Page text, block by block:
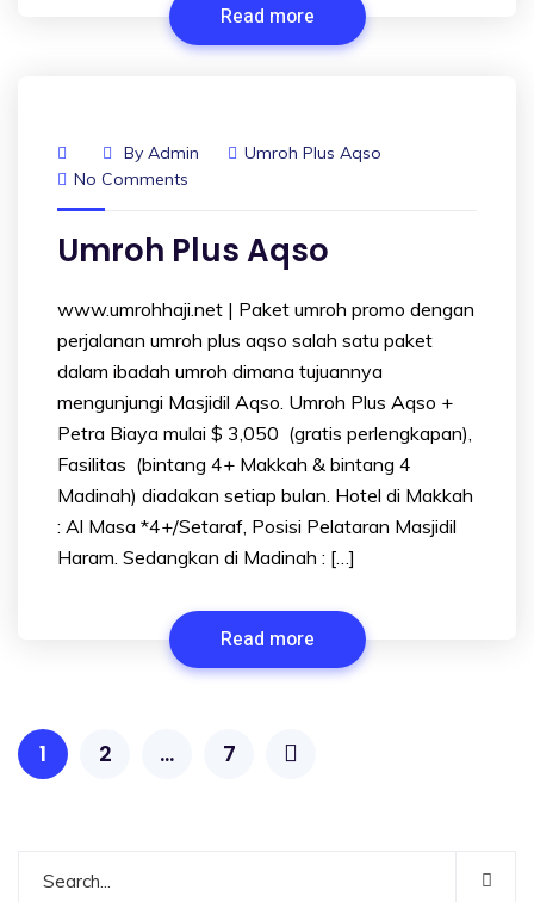
Read more
By Admin
Umroh Plus Aqso
No Comments
Umroh Plus Aqso
www.umrohhaji.net | Paket umroh promo dengan
perjalanan umroh plus aqso salah satu paket
dalam ibadah umroh dimana tujuannya
mengunjungi Masjidil Aqso. Umroh Plus Aqso +
Petra Biaya mulai $ 3,050 (gratis perlengkapan),
Fasilitas (bintang 4+ Makkah & bintang 4
Madinah) diadakan setiap bulan. Hotel di Makkah
: Al Masa *4+/Setaraf, Posisi Pelataran Masjidil
Haram. Sedangkan di Madinah : […]
Read more
1 2 … 7